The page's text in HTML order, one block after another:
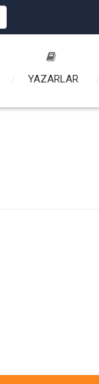
YAZARLAR